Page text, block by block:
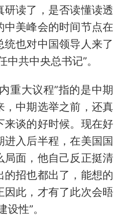
研读了，是否读懂读透
中美峰会的时间节点在
统也对中国领导人来了
中共中央总书记”。
重大议程”指的是中期
，中期选举之前，还真
来谈的好时候。现在好
进入后半程，在美国国
局面，他自己反正挺清
的招也都出了，能想的
因此，才有了此次会晤
性”。